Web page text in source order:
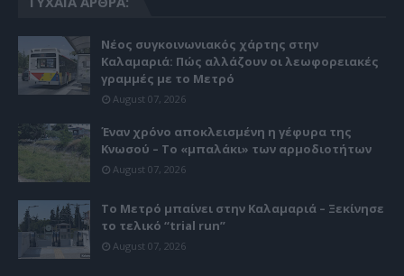
Νέος συγκοινωνιακός χάρτης στην
Καλαμαριά: Πώς αλλάζουν οι λεωφορειακές
γραμμές με το Μετρό
August 07, 2026
Έναν χρόνο αποκλεισμένη η γέφυρα της
Κνωσού – Το «μπαλάκι» των αρμοδιοτήτων
August 07, 2026
Το Μετρό μπαίνει στην Καλαμαριά – Ξεκίνησε
το τελικό “trial run”
August 07, 2026